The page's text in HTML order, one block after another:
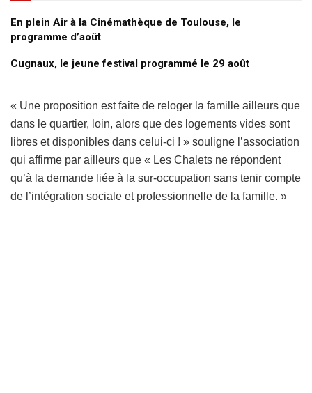
En plein Air à la Cinémathèque de Toulouse, le
programme d’août
Cugnaux, le jeune festival programmé le 29 août
« Une proposition est faite de reloger la famille ailleurs que
dans le quartier, loin, alors que des logements vides sont
libres et disponibles dans celui-ci ! » souligne l’association
qui affirme par ailleurs que « Les Chalets ne répondent
qu’à la demande liée à la sur-occupation sans tenir compte
de l’intégration sociale et professionnelle de la famille. »